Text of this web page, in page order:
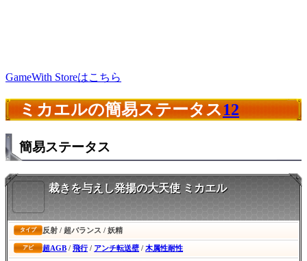
GameWith Storeはこちら
ミカエルの簡易ステータス12
簡易ステータス
裁きを与えし発揚の大天使 ミカエル
タイプ 反射 / 超バランス / 妖精
アビ 超AGB / 飛行 / アンチ転送壁 / 木属性耐性